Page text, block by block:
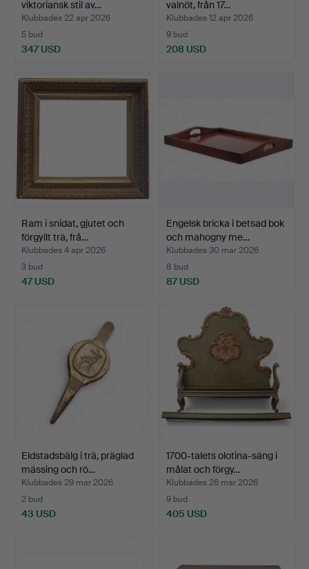
viktoriansk stil av…
Klubbades 22 apr 2026
5 bud
347 USD
valnöt, från 17…
Klubbades 12 apr 2026
9 bud
208 USD
Ram i snidat, gjutet och
förgyllt trä, frå…
Klubbades 4 apr 2026
3 bud
47 USD
Engelsk bricka i betsad bok
och mahogny me…
Klubbades 30 mar 2026
8 bud
87 USD
Eldstadsbälg i trä, präglad
mässing och rö…
Klubbades 29 mar 2026
2 bud
43 USD
1700-talets olotina-säng i
målat och förgy…
Klubbades 26 mar 2026
9 bud
405 USD